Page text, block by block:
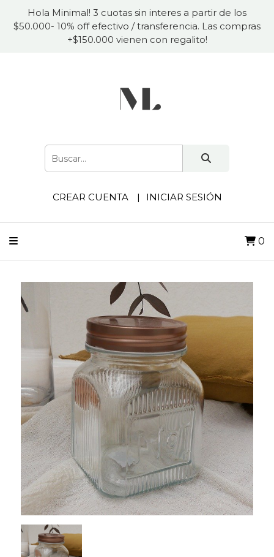
Hola Minimal! 3 cuotas sin interes a partir de los
$50.000- 10% off efectivo / transferencia. Las compras
+$150.000 vienen con regalito!
CREAR CUENTA INICIAR SESIÓN
0